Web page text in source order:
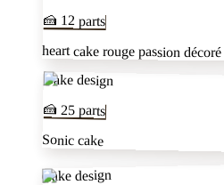
🍰 12parts
heart cake rouge passion
Cake design
🍰 25parts
Sonic cake
Cake design